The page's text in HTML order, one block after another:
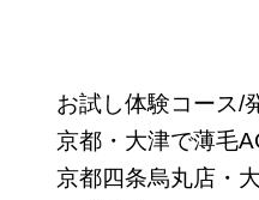
お試し体験コース/
京都・大津で薄毛
京都四条烏丸店・